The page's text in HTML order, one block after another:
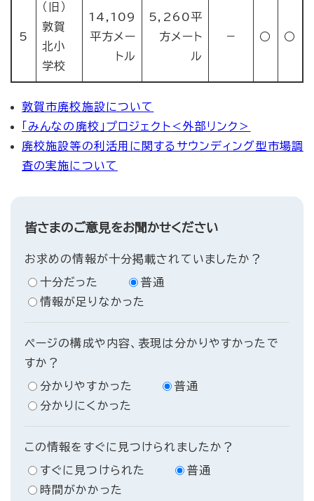
5
（旧）
敦賀
北小
学校
14,109
平方メー
トル
5,260平
方メート
ル
－ ○ ○
敦賀市廃校施設について
「みんなの廃校」プロジェクト＜外部リンク＞
廃校施設等の利活用に関するサウンディング型市場調
査の実施について
皆さまのご意見をお聞かせください
お求めの情報が十分掲載されていましたか？
十分だった
普通
情報が足りなかった
ページの構成や内容、表現は分かりやすかったで
すか？
分かりやすかった
普通
分かりにくかった
この情報をすぐに見つけられましたか？
すぐに見つけられた
普通
時間がかかった